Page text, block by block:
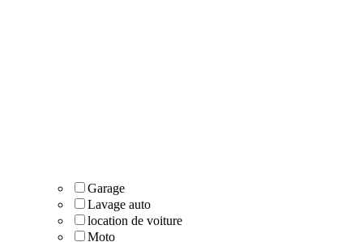
Garage
Lavage auto
location de voiture
Moto